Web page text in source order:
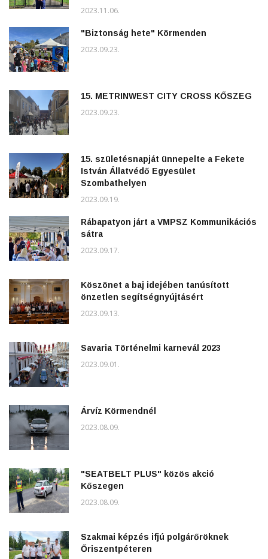
2023.11.06.
"Biztonság hete" Körmenden
2023.09.23.
15. METRINWEST CITY CROSS KŐSZEG
2023.09.23.
15. születésnapját ünnepelte a Fekete
István Állatvédő Egyesület
Szombathelyen
2023.09.19.
Rábapatyon járt a VMPSZ Kommunikációs
sátra
2023.09.17.
Köszönet a baj idejében tanúsított
önzetlen segítségnyújtásért
2023.09.13.
Savaria Történelmi karnevál 2023
2023.09.01.
Árvíz Körmendnél
2023.08.09.
"SEATBELT PLUS" közös akció
Kőszegen
2023.08.09.
Szakmai képzés ifjú polgárőröknek
Őriszentpéteren